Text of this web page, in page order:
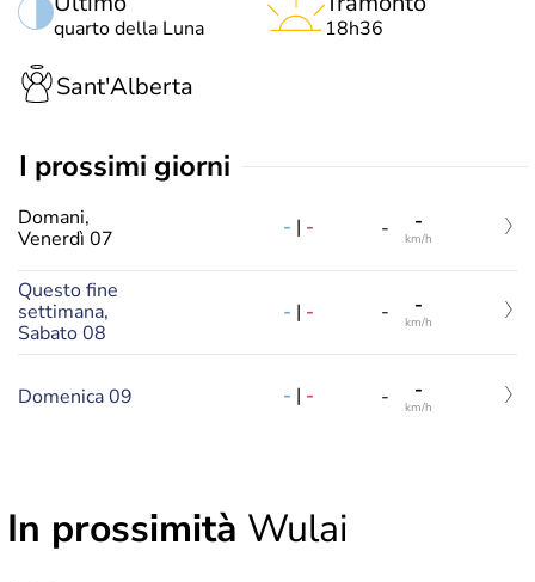
quarto della Luna 18h36
Sant'Alberta
i prossimi giorni
Domani,
Venerdì 07
- | - - -
km/h
Questo fine
settimana,
Sabato 08
- | - - -
km/h
Domenica 09 - | - - -
km/h
In prossimità Wulai